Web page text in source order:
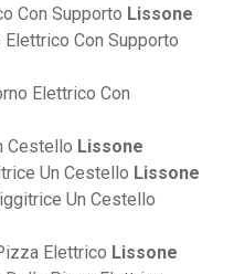
Con Supporto Lissone
Con Supporto
Elettrico Con
Cestello Lissone
Un Cestello Lissone
Un Cestello
Elettrico Lissone